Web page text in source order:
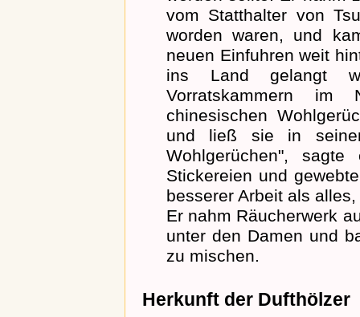
vom Statthalter von
worden waren, und
neuen Einfuhren weit
ins Land gelangt
Vorratskammern
chinesischen
und ließ sie in
Wohlgerüchen",
Stickereien und
besserer Arbeit als
Er nahm Räucherwerk
unter den Damen und
zu mischen.
Herkunft der Dufthölzer